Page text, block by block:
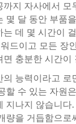
까지 자사에서 모
몇 달 동안 부품
는 데 몇 시간이
드이고 모든 장
면 충분한 시간이
능력이라고 로
할 수 있는 자원
지나지 않습니다
량을 거듭함으로